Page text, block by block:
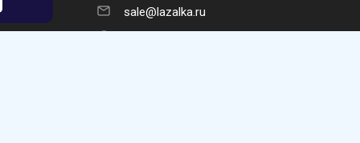
sale@lazalka.ru